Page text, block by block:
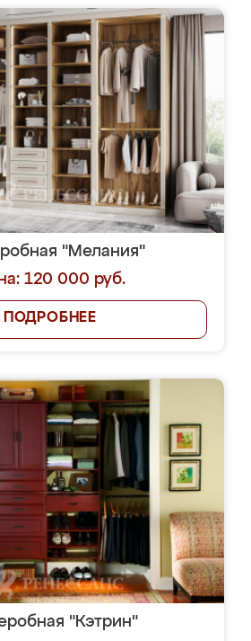
"Мелания"
120 000 руб.
ПОДРОБНЕЕ
"Кэтрин"